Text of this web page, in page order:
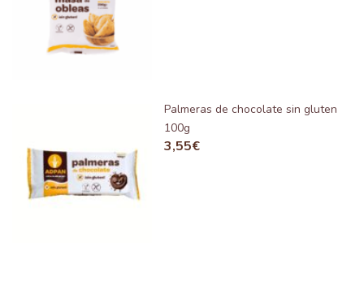
Palmeras de chocolate sin gluten
100g
3,55€